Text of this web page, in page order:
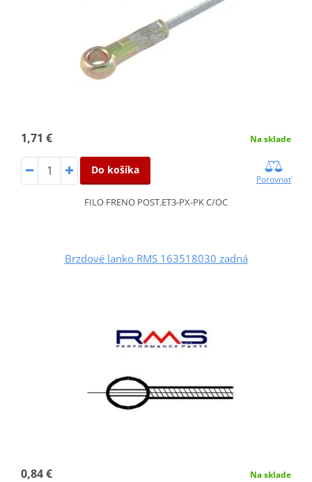
1,71 € Na sklade
Do košíka
Porovnať
FILO FRENO POST.ET3-PX-PK C/OC
Brzdové lanko RMS 163518030 zadná
0,84 € Na sklade